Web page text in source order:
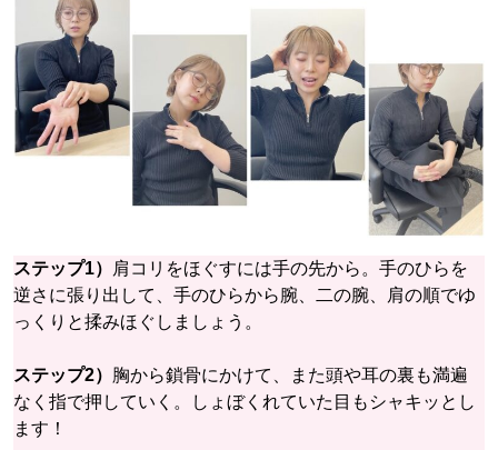
ステップ1）
肩コリをほぐすには手の先から。手のひらを
逆さに張り出して、手のひらから腕、二の腕、肩の順でゆ
っくりと揉みほぐしましょう。
ステップ2） 胸から鎖骨にかけて、また頭や耳の裏も満遍
なく指で押していく。しょぼくれていた目もシャキッとし
ます！